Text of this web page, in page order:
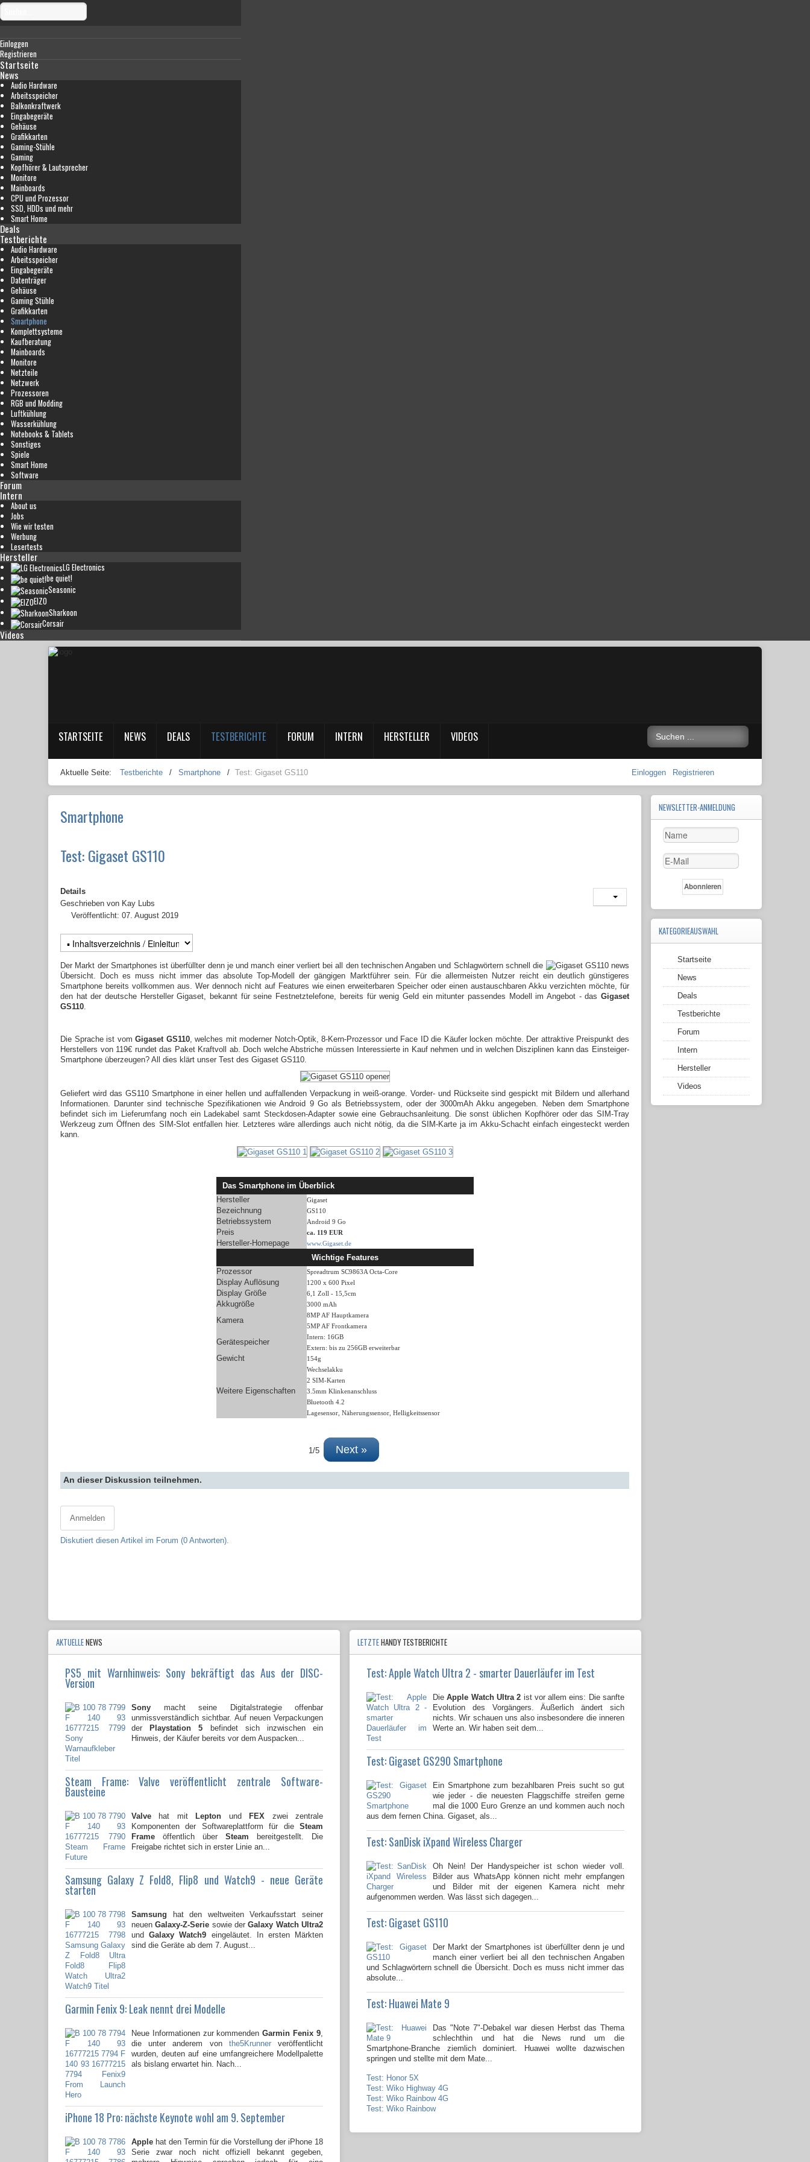
Einloggen
Registrieren
Startseite
News
Audio Hardware
Arbeitsspeicher
Balkonkraftwerk
Eingabegeräte
Gehäuse
Grafikkarten
Gaming-Stühle
Gaming
Kopfhörer & Lautsprecher
Monitore
Mainboards
CPU und Prozessor
SSD, HDDs und mehr
Smart Home
Deals
Testberichte
Audio Hardware
Arbeitsspeicher
Eingabegeräte
Datenträger
Gehäuse
Gaming Stühle
Grafikkarten
Smartphone
Komplettsysteme
Kaufberatung
Mainboards
Monitore
Netzteile
Netzwerk
Prozessoren
RGB und Modding
Luftkühlung
Wasserkühlung
Notebooks & Tablets
Sonstiges
Spiele
Smart Home
Software
Forum
Intern
About us
Jobs
Wie wir testen
Werbung
Lesertests
Hersteller
LG Electronics
be quiet!
Seasonic
EIZO
Sharkoon
Corsair
Videos
STARTSEITE NEWS DEALS TESTBERICHTE FORUM INTERN HERSTELLER VIDEOS
Aktuelle Seite: Testberichte / Smartphone / Test: Gigaset GS110 Einloggen Registrieren
Smartphone
Test: Gigaset GS110
Details
Geschrieben von Kay Lubs
Veröffentlicht: 07. August 2019
Der Markt der Smartphones ist überfüllter denn je und manch einer verliert bei all den technischen Angaben und Schlagwörtern schnell die
Übersicht. Doch es muss nicht immer das absolute Top-Modell der gängigen Marktführer sein. Für die allermeisten Nutzer reicht ein deutlich günstigeres
Smartphone bereits vollkommen aus. Wer dennoch nicht auf Features wie einen erweiterbaren Speicher oder einen austauschbaren Akku verzichten möchte, für
den hat der deutsche Hersteller Gigaset, bekannt für seine Festnetztelefone, bereits für wenig Geld ein mitunter passendes Modell im Angebot - das Gigaset
GS110.
Die Sprache ist vomGigaset GS110, welches mit moderner Notch-Optik, 8-Kern-Prozessor und Face ID die Käufer locken möchte. Der attraktive Preispunkt des
Herstellers von 119€ rundet das Paket Kraftvoll ab. Doch welche Abstriche müssen Interessierte in Kauf nehmen und in welchen Disziplinen kann das Einsteiger-
Smartphone überzeugen? All dies klärt unser Test des Gigaset GS110.
Geliefert wird das GS110 Smartphone in einer hellen und auffallenden Verpackung in weiß-orange. Vorder- und Rückseite sind gespickt mit Bildern und allerhand
Informationen. Darunter sind technische Spezifikationen wie Android 9 Go als Betriebssystem, oder der 3000mAh Akku angegeben. Neben dem Smartphone
befindet sich im Lieferumfang noch ein Ladekabel samt Steckdosen-Adapter sowie eine Gebrauchsanleitung. Die sonst üblichen Kopfhörer oder das SIM-Tray
Werkzeug zum Öffnen des SIM-Slot entfallen hier. Letzteres wäre allerdings auch nicht nötig, da die SIM-Karte ja im Akku-Schacht einfach eingesteckt werden
kann.
Das Smartphone im Überblick
Hersteller
Gigaset
Bezeichnung GS110
Betriebssystem Android 9 Go
Preis ca. 119 EUR
Hersteller-Homepage www.Gigaset.de
Wichtige Features
Prozessor
Spreadtrum SC9863A Octa-Core
Display Auflösung 1200 x 600 Pixel
Display Größe 6,1 Zoll - 15,5cm
Akkugröße 3000 mAh
Kamera
8MP AF Hauptkamera
5MP AF Frontkamera
Gerätespeicher
Intern: 16GB
Extern: bis zu 256GB erweiterbar
Gewicht 154g
Weitere Eigenschaften
Wechselakku
2 SIM-Karten
3.5mm Klinkenanschluss
Bluetooth 4.2
Lagesensor, Näherungssensor, Helligkeitssensor
1/5 Next »
An dieser Diskussion teilnehmen.
Anmelden
Diskutiert diesen Artikel im Forum (0 Antworten).
AKTUELLENEWS
PS5 mit Warnhinweis: Sony bekräftigt das Aus der DISC-
Version
Sony macht seine Digitalstrategie offenbar
unmissverständlich sichtbar. Auf neuen Verpackungen
derPlaystation 5 befindet sich inzwischen ein
Hinweis, der Käufer bereits vor dem Auspacken...
Steam Frame: Valve veröffentlicht zentrale Software-
Bausteine
Valve hat mitLepton undFEX zwei zentrale
Komponenten der Softwareplattform für die Steam
Frame öffentlich über Steam bereitgestellt. Die
Freigabe richtet sich in erster Linie an...
Samsung Galaxy Z Fold8, Flip8 und Watch9 - neue Geräte
starten
Samsung hat den weltweiten Verkaufsstart seiner
neuenGalaxy-Z-Serie sowie der Galaxy Watch Ultra2
undGalaxy Watch9 eingeläutet. In ersten Märkten
sind die Geräte ab dem 7. August...
Garmin Fenix 9: Leak nennt drei Modelle
Neue Informationen zur kommendenGarmin Fenix 9
die unter anderem von the5Krunnerveröffentlicht
wurden, deuten auf eine umfangreichere Modellpalette
als bislang erwartet hin. Nach...
iPhone 18 Pro: nächste Keynote wohl am 9. September
Apple hat den Termin für die Vorstellung der iPhone 18
Serie zwar noch nicht offiziell bekannt gegeben,
LETZTEHANDY TESTBERICHTE
Test: Apple Watch Ultra 2 - smarter Dauerläufer im Test
DieApple Watch Ultra 2 ist vor allem eins: Die sanfte
Evolution des Vorgängers. Äußerlich ändert sich
nichts. Wir schauen uns also insbesondere die inneren
Werte an. Wir haben seit dem...
Test: Gigaset GS290 Smartphone
Ein Smartphone zum bezahlbaren Preis sucht so gut
wie jeder - die neuesten Flaggschiffe streifen gerne
mal die 1000 Euro Grenze an und kommen auch noch
aus dem fernen China. Gigaset, als...
Test: SanDisk iXpand Wireless Charger
Oh Nein! Der Handyspeicher ist schon wieder voll.
Bilder aus WhatsApp können nicht mehr empfangen
und Bilder mit der eigenen Kamera nicht mehr
aufgenommen werden. Was lässt sich dagegen...
Test: Gigaset GS110
Der Markt der Smartphones ist überfüllter denn je und
manch einer verliert bei all den technischen Angaben
und Schlagwörtern schnell die Übersicht. Doch es muss nicht immer das
absolute...
Test: Huawei Mate 9
Das "Note 7"-Debakel war diesen Herbst das Thema
schlechthin und hat die News rund um die
Smartphone-Branche ziemlich dominiert. Huawei wollte dazwischen
springen und stellte mit dem Mate...
Test: Honor 5X
Test: Wiko Highway 4G
Test: Wiko Rainbow 4G
Test: Wiko Rainbow
NEWSLETTER-ANMELDUNG
KATEGORIEAUSWAHL
Startseite
News
Deals
Testberichte
Forum
Intern
Hersteller
Videos